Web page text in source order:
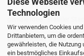
Technologien
Wir verwenden Cookies
Drittanbietern, um die
gewährleisten, die Nutzung
ein bestmögliches
OTTO - DER FAMOSE
geniale Idee - stabiler
Durchmesser 30 bis